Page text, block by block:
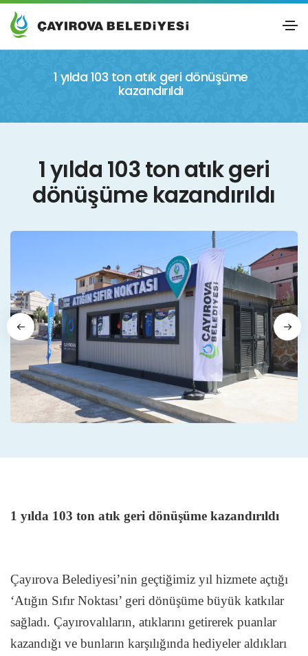
1 yılda 103 ton atık geri dönüşüme
kazandırıldı
1 yılda 103 ton atık geri
dönüşüme kazandırıldı
1 yılda 103 ton atık geri dönüşüme kazandırıldı
Çayırova Belediyesi’nin geçtiğimiz yıl hizmete açtığı
‘Atığın Sıfır Noktası’ geri dönüşüme büyük katkılar
sağladı. Çayırovalıların, atıklarını getirerek puanlar
kazandığı ve bunların karşılığında hediyeler aldıkları